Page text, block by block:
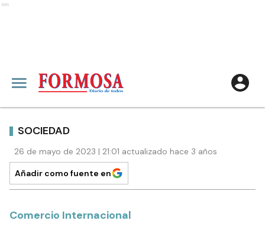
Ads
SOCIEDAD
26 de mayo de 2023 | 21:01 actualizado hace 3 años
Añadir como fuente en
Comercio Internacional